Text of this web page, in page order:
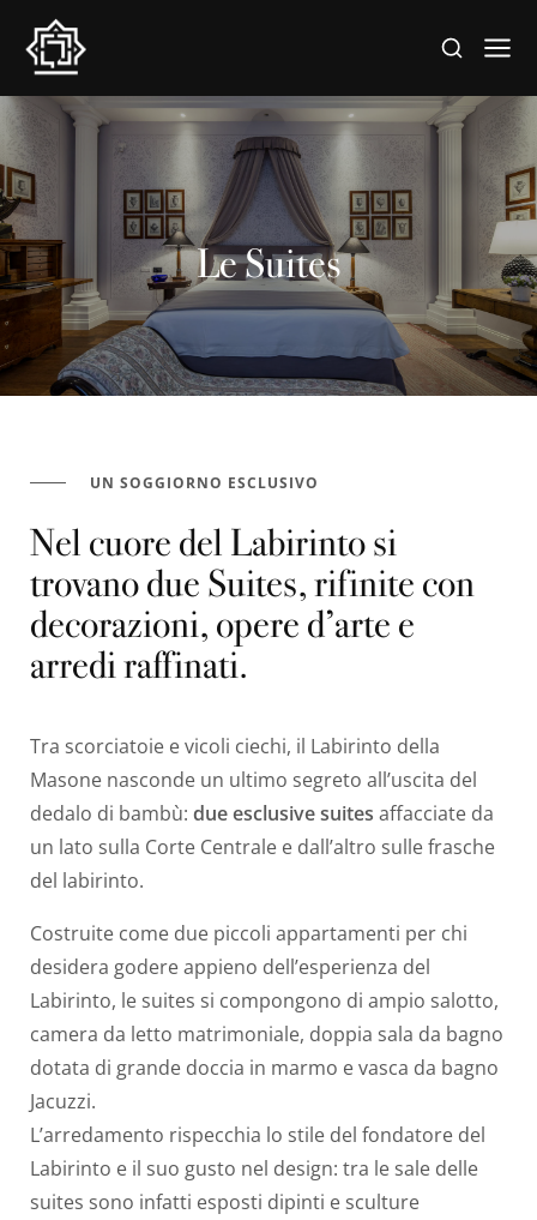
Le Suites
UN SOGGIORNO ESCLUSIVO
Nel cuore del Labirinto si
trovano due Suites, rifinite con
decorazioni, opere d’arte e
arredi raffinati.
Tra scorciatoie e vicoli ciechi, il Labirinto della
Masone nasconde un ultimo segreto all’uscita del
dedalo di bambù: due esclusive suites affacciate da
un lato sulla Corte Centrale e dall’altro sulle frasche
del labirinto.
Costruite come due piccoli appartamenti per chi
desidera godere appieno dell’esperienza del
Labirinto, le suites si compongono di ampio salotto,
camera da letto matrimoniale, doppia sala da bagno
dotata di grande doccia in marmo e vasca da bagno
Jacuzzi.
L’arredamento rispecchia lo stile del fondatore del
Labirinto e il suo gusto nel design: tra le sale delle
suites sono infatti esposti dipinti e sculture